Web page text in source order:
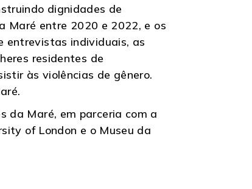
dignidades de
Maré entre 2020 e 2022, e os
entrevistas individuais, as
residentes de
às violências de gênero.
da Maré, em parceria com a
of London e o Museu da